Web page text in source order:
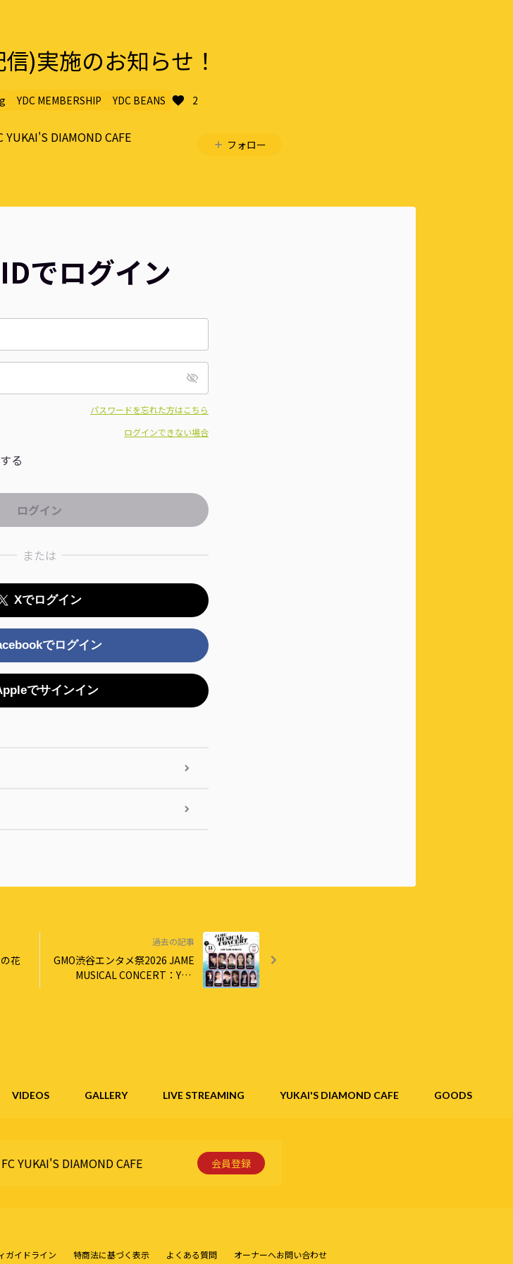
)実施のお知らせ！
YDC MEMBERSHIP YDC BEANS 2
DIAMOND CAFE フォロー
でログイン
パスワードを忘れた方はこちら
ログインできない場合
る
または
Xでログイン
でログイン
でサインイン
花
過去の記事
GMO渋谷エンタメ祭2026 JAME
MUSICAL CONCERT：YDC
VIDEOS GALLERY LIVE STREAMING YUKAI'S DIAMOND CAFE GOODS
YUKAI'S DIAMOND CAFE 会員登録
ガイドライン 特商法に基づく表示 よくある質問 オーナーへお問い合わせ